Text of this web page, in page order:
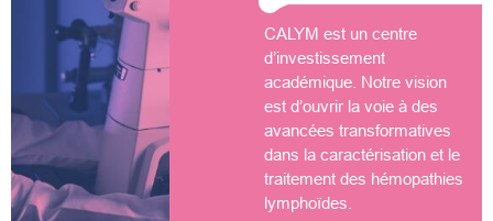
CALYM est un centre
d’investissement
académique. Notre vision
est d’ouvrir la voie à des
avancées transformatives
dans la caractérisation et le
traitement des hémopathies
lymphoïdes.